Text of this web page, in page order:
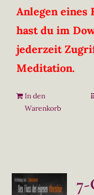
Anlegen eines
hast du im
jederzeit
Meditation.
In den
Warenkorb
7-